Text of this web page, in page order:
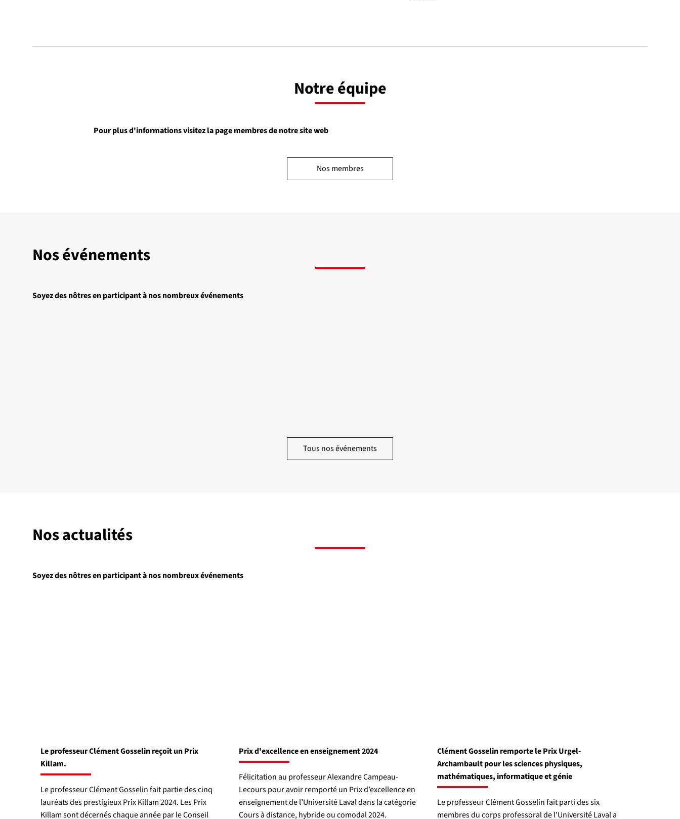
Nos événements
Soyez des nôtres en participant à nos nombreux événements
Tous nos événements
Notre équipe
Pour plus d'informations visitez la page membres de notre site web
Nos membres
Nos actualités
Soyez des nôtres en participant à nos nombreux événements
Le professeur Clément Gosselin reçoit un Prix
Killam.
Le professeur Clément Gosselin fait partie des cinq
lauréats des prestigieux Prix Killam 2024. Les Prix
Killam sont décernés chaque année par le Conseil
Prix d'excellence en enseignement 2024
Félicitation au professeur Alexandre Campeau-
Lecours pour avoir remporté un Prix d’excellence en
enseignement de l’Université Laval dans la catégorie
Cours à distance, hybride ou comodal 2024.
Clément Gosselin remporte le Prix Urgel-
Archambault pour les sciences physiques,
mathématiques, informatique et génie
Le professeur Clément Gosselin fait parti des six
membres du corps professoral de l'Université Laval a